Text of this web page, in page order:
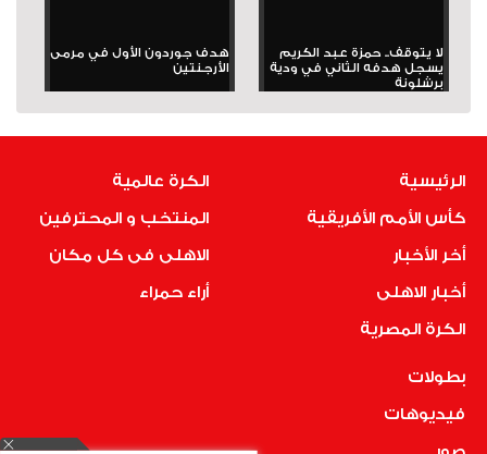
لا يتوقف.. حمزة عبد الكريم
يسجل هدفه الثاني في ودية
برشلونة
هدف جوردون الأول في مرمى
الأرجنتين
الرئيسية
كأس الأمم الأفريقية
أخر الأخبار
أخبار الاهلى
الكرة المصرية
الكرة عالمية
المنتخب و المحترفين
الاهلى فى كل مكان
أراء حمراء
بطولات
فيديوهات